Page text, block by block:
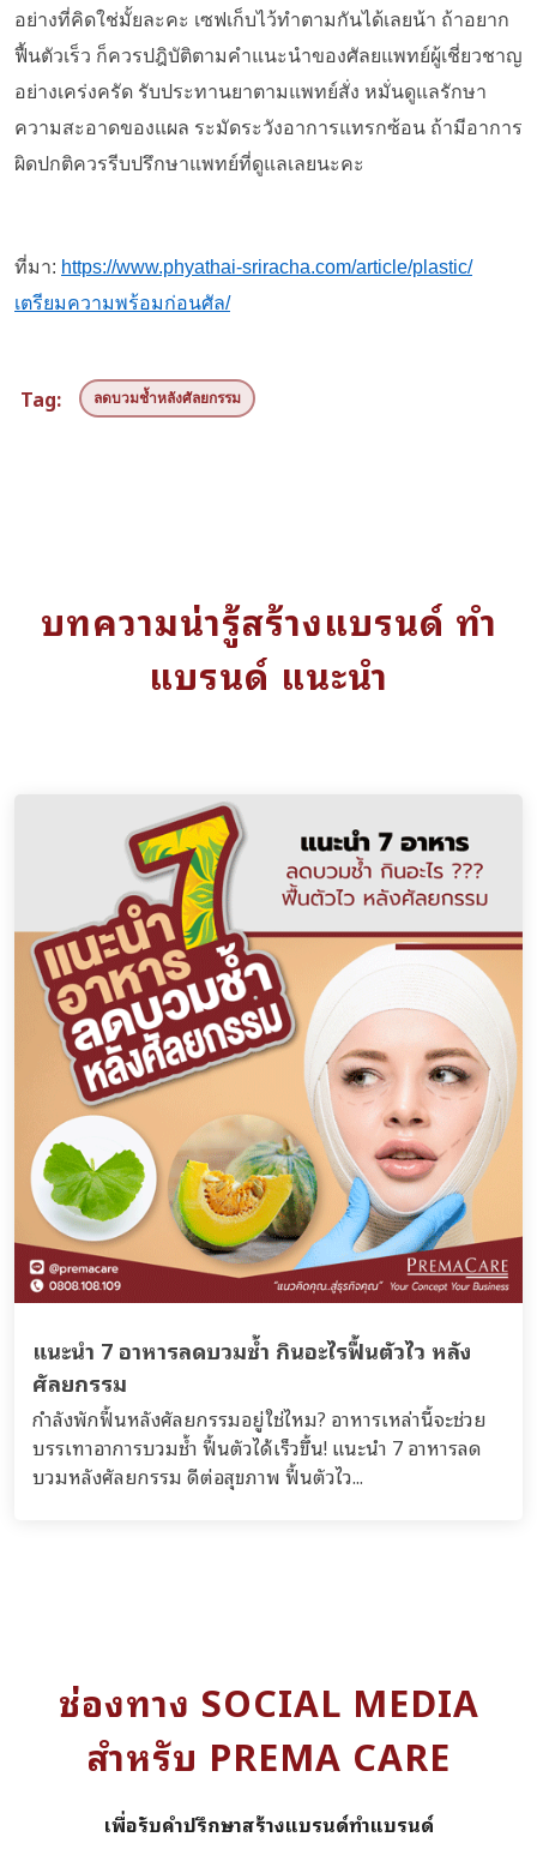
อย่างที่คิดใช่มั้ยละคะ เซฟเก็บไว้ทำตามกันได้เลยน้า ถ้าอยาก
ฟื้นตัวเร็ว ก็ควรปฎิบัติตามคำแนะนำของศัลยแพทย์ผู้เชี่ยวชาญ
อย่างเคร่งครัด รับประทานยาตามแพทย์สั่ง หมั่นดูแลรักษา
ความสะอาดของแผล ระมัดระวังอาการแทรกซ้อน ถ้ามีอาการ
ผิดปกติควรรีบปรึกษาแพทย์ที่ดูแลเลยนะคะ
ที่มา: https://www.phyathai-sriracha.com/article/plastic/
เตรียมความพร้อมก่อนศัล/
Tag: ลดบวมช้ำหลังศัลยกรรม
บทความน่ารู้สร้างแบรนด์ ทำ
แบรนด์ แนะนำ
แนะนำ 7 อาหารลดบวมช้ำ กินอะไรฟื้นตัวไว หลัง
ศัลยกรรม
กำลังพักฟื้นหลังศัลยกรรมอยู่ใช่ไหม? อาหารเหล่านี้จะช่วย
บรรเทาอาการบวมช้ำ ฟื้นตัวได้เร็วขึ้น! แนะนำ 7 อาหารลด
บวมหลังศัลยกรรม ดีต่อสุขภาพ ฟื้นตัวไว...
ช่องทาง SOCIAL MEDIA
สำหรับ PREMA CARE
เพื่อรับคำปรึกษาสร้างแบรนด์ทำแบรนด์